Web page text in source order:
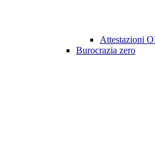
Attestazioni
Burocrazia zero